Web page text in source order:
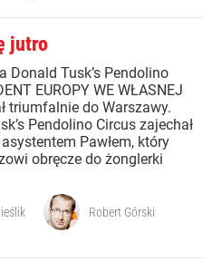
jutro
Donald Tusk’s Pendolino
EUROPY WE WŁASNEJ
triumfalnie do Warszawy.
Pendolino Circus zajechał
Pawłem, który
obręcze do żonglerki
Robert Górski